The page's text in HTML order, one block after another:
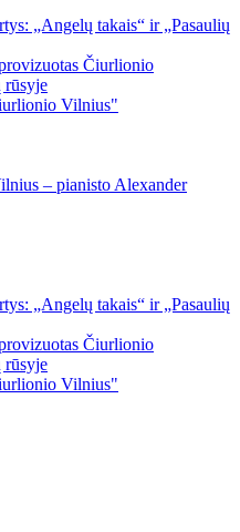
„Angelų takais“ ir „Pasaulių
Čiurlionio
rūsyje
Vilnius"
– pianisto Alexander
„Angelų takais“ ir „Pasaulių
Čiurlionio
rūsyje
Vilnius"